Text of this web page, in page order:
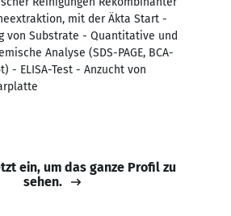
mit der Äkta Start -
von Substrate - Quantitative und
Analyse (SDS-PAGE, BCA-
- ELISA-Test - Anzucht von
ein, um das ganze Profil zu
sehen.